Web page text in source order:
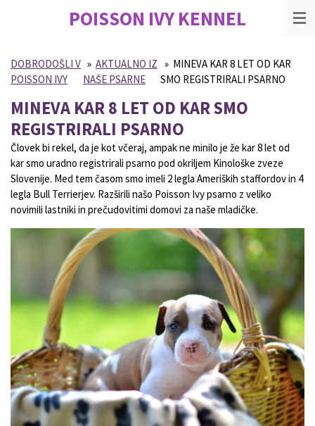
content
POISSON IVYKENNEL
DOBRODOŠLI V
POISSON IVY
» AKTUALNO IZ
NAŠE PSARNE
» MINEVA KAR 8 LET OD KAR
SMO REGISTRIRALI PSARNO
MINEVA KAR 8 LET OD KAR SMO
REGISTRIRALI PSARNO
Človek bi rekel, da je kot včeraj, ampak ne minilo je že kar 8 let od
kar smo uradno registrirali psarno pod okriljem Kinološke zveze
Slovenije. Med tem časom smo imeli 2 legla Ameriških staffordov in 4
legla Bull Terrierjev. Razširili našo Poisson Ivy psarno z veliko
novimili lastniki in prečudovitimi domovi za naše mladičke.